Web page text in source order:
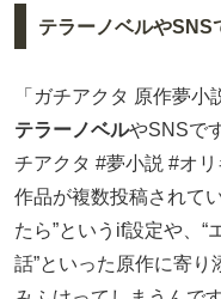
テラーノベルやSNS
「ガチアクタ 原作夢
テラーノベルやSNSで
チアクタ #夢小説 #オ
作品が複数投稿されて
たら”というif設定や、“
話”といった原作に寄